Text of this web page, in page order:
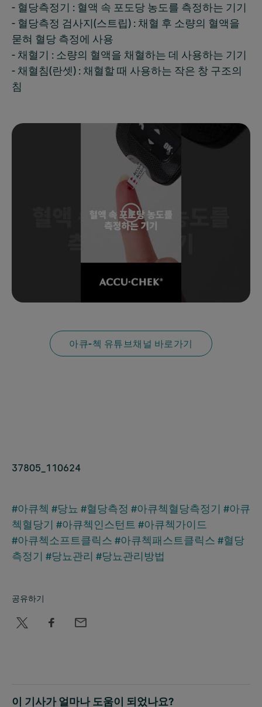
- 혈당측정기 : 혈액 속 포도당 농도를 측정하는 기기
- 혈당측정 검사지(스트립) : 채혈 후 소량의 혈액을
묻혀 혈당 측정에 사용
- 채혈기 : 소량의 혈액을 채혈하는 데 사용하는 기기
- 채혈침(란셋) : 채혈할 때 사용하는 작은 창 구조의
침
아큐-첵 유튜브채널 바로가기
37805_110624
#아큐첵 #당뇨 #혈당측정 #아큐첵혈당측정기 #아큐
첵혈당기 #아큐첵인스턴트 #아큐첵가이드
#아큐첵소프트클릭스 #아큐첵패스트클릭스 #혈당
측정기 #당뇨관리 #당뇨관리방법
공유하기
이 기사가 얼마나 도움이 되었나요?